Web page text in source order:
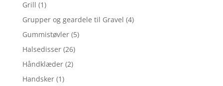
Grill (1)
Grupper og geardele til Gravel (4)
Gummistøvler (5)
Halsedisser (26)
Håndklæder (2)
Handsker (1)